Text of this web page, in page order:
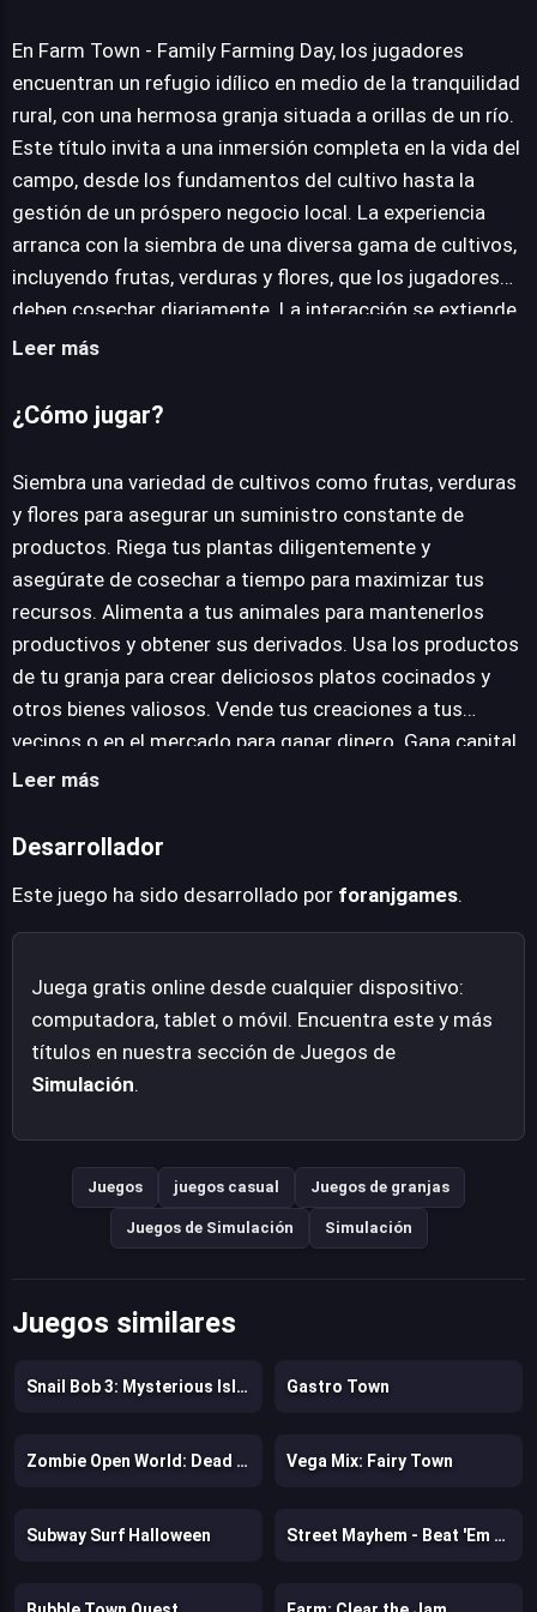
JUEGALO AHORA
En Farm Town - Family Farming Day, los jugadores
encuentran un refugio idílico en medio de la tranquilidad
rural, con una hermosa granja situada a orillas de un río.
Este título invita a una inmersión completa en la vida del
campo, desde los fundamentos del cultivo hasta la
gestión de un próspero negocio local. La experiencia
arranca con la siembra de una diversa gama de cultivos,
incluyendo frutas, verduras y flores, que los jugadores
deben cosechar diariamente. La interacción se extiende
al procesamiento de estos productos,
galletas y tartas, los cuales son luego vendidos a los
granja. Más allá de la siembra, el juego exige atención
constante a la alimentación de los animales y la
optimización de los recursos. La progresión se
materializa al invertir las ganancias en la mejora y
expansión de las instalaciones existentes, así como en
la construcción de nuevas estructuras que desbloquean
oportunidades adicionales, convirtiendo al jugador en el
epicentro de su comunidad agrícola.
Leer más
¿Cómo jugar?
Siembra una variedad de cultivos como frutas, verduras
y flores para asegurar un suministro constante de
productos. Riega tus plantas diligentemente y
asegúrate de cosechar a tiempo para maximizar tus
recursos. Alimenta a tus animales para mantenerlos
productivos y obtener sus derivados. Usa los productos
de tu granja para crear deliciosos platos cocinados y
otros bienes valiosos. Vende tus creaciones a tus
vecinos o en el mercado para ganar dinero. Gana capital
para mejorar y expandir tu granja progresivamente.
oportunidades y diversificar tu producción. Mejora los
optimizar tu rendimiento.
Leer más
Desarrollador
Este juego ha sido desarrollado por foranjgames.
Juega gratis online desde cualquier dispositivo:
computadora, tablet o móvil. Encuentra este y más
títulos en nuestra sección de Juegos de
Simulación.
Juegos juegos casual Juegos de granjas
Juegos de Simulación Simulación
Juegos similares
Snail Bob 3: Mysterious Island Gastro Town
Zombie Open World: Dead Town Delivery Vega Mix: Fairy Town
Subway Surf Halloween Street Mayhem - Beat 'Em Up